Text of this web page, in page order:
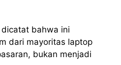
bahwa ini
dari mayoritas laptop
bukan menjadi